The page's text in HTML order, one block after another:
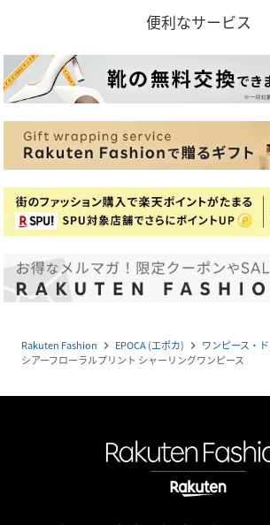
便利なサービス
Rakuten Fashion navigate_next EPOCA (エポカ) navigate_next ワンピース・
シアーフローラルプリント シャーリングワンピース